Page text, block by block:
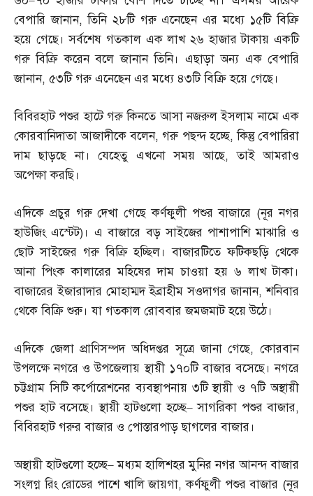
বেপারি জানান,তিনি ২৮টি গরু এনেছেন এর মধ্যে ১৫টি বিক্রি
হয়ে গেছে। সর্বশেষ গতকাল এক লাখ ২৬ হাজার টাকায় একটি
গরু বিক্রি করেন বলে জানান তিনি। এছাড়া অন্য এক বেপারি
জানান, ৫৩টি গরু এনেছেন এর মধ্যে ৪৩টি বিক্রি হয়ে গেছে।
বিবিরহাট পশুর হাটে গরু কিনতে আসা নজরুল ইসলাম নামে এক
কোরবানিদাতা আজাদীকে বলেন,গরু পছন্দ হচ্ছে,কিন্তু বেপারিরা
দাম ছাড়ছে না। যেহেতু এখনো সময় আছে,তাই আমরাও
অপেক্ষা করছি।
এদিকে প্রচুর গরু দেখা গেছে কর্ণফুলী পশুর বাজারে (নূর নগর
হাউজিং এস্টেট)। এ বাজারে বড় সাইজের পাশাপাশি মাঝারি ও
ছোট সাইজের গরু বিক্রি হচ্ছিল। বাজারটিতে ফটিকছড়ি থেকে
আনা পিংক কালারের মহিষের দাম চাওয়া হয় ৬ লাখ টাকা।
বাজারের ইজারাদার মোহাম্মদ ইব্রাহীম সওদাগর জানান,শনিবার
থেকে বিক্রি শুরু। যা গতকাল রোববার জমজমাট হয়ে উঠে।
এদিকে জেলা প্রাণিসম্পদ অধিদপ্তর সূত্রে জানা গেছে,কোরবান
উপলক্ষে নগরে ও উপজেলায় স্থায়ী ১৭০টি বাজার বসেছে। নগরে
চট্টগ্রাম সিটি কর্পোরেশনের ব্যবস্থাপনায় ৩টি স্থায়ী ও ৭টি অস্থায়ী
পশুর হাট বসেছে। স্থায়ী হাটগুলো হচ্ছে–সাগরিকা পশুর বাজার,
বিবিরহাট গরুর বাজার ও পোস্তারপাড় ছাগলের বাজার।
অস্থায়ী হাটগুলো হচ্ছে–মধ্যম হালিশহর মুনির নগর আনন্দ বাজার
সংলগ্ন রিং রোডের পাশে খালি জায়গা,কর্ণফুলী পশুর বাজার (নূর